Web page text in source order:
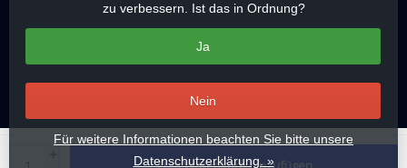
zu verbessern. Ist das in Ordnung?
Ja
Nein
Für weitere Informationen beachten Sie bitte unsere
Datenschutzerklärung. »